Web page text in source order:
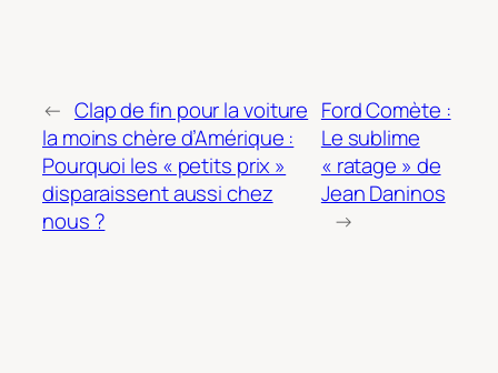
← Clap de fin pour la voiture
la moins chère d’Amérique :
Pourquoi les « petits prix »
disparaissent aussi chez
nous ?
Ford Comète :
Le sublime
« ratage » de
Jean Daninos
→